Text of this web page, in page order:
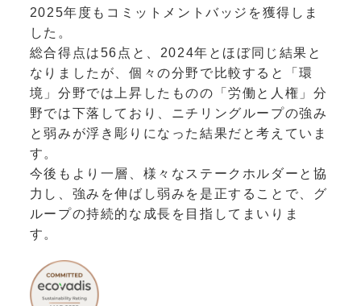
2025年度もコミットメントバッジを獲得しま
した。
総合得点は56点と、2024年とほぼ同じ結果と
なりましたが、個々の分野で比較すると「環
境」分野では上昇したものの「労働と人権」分
野では下落しており、ニチリングループの強み
と弱みが浮き彫りになった結果だと考えていま
す。
今後もより一層、様々なステークホルダーと協
力し、強みを伸ばし弱みを是正することで、グ
ループの持続的な成長を目指してまいりま
す。